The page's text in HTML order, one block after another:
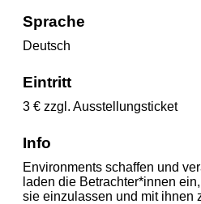
Sprache
Deutsch
Eintritt
3 € zzgl. Ausstellungsticket
Info
Environments schaffen und
laden die Betrachter*innen
sie einzulassen und mit ihnen